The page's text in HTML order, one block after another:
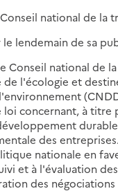
national de la
lendemain de sa
Conseil national de
l'écologie et
concernant, à
des
nationale en
et à l'évaluation
des